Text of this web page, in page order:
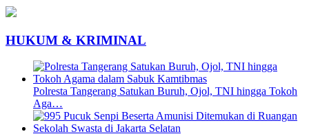
HUKUM & KRIMINAL
Polresta Tangerang Satukan Buruh, Ojol, TNI hingga Tokoh
Aga…